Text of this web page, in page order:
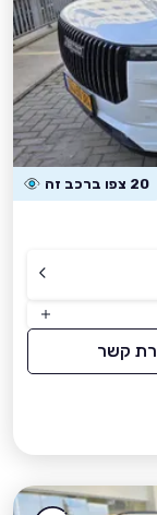
20 צפו ברכב זה
קשר